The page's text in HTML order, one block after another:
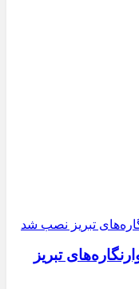
تبریز